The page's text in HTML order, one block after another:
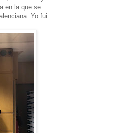
en la que se
Yo fui